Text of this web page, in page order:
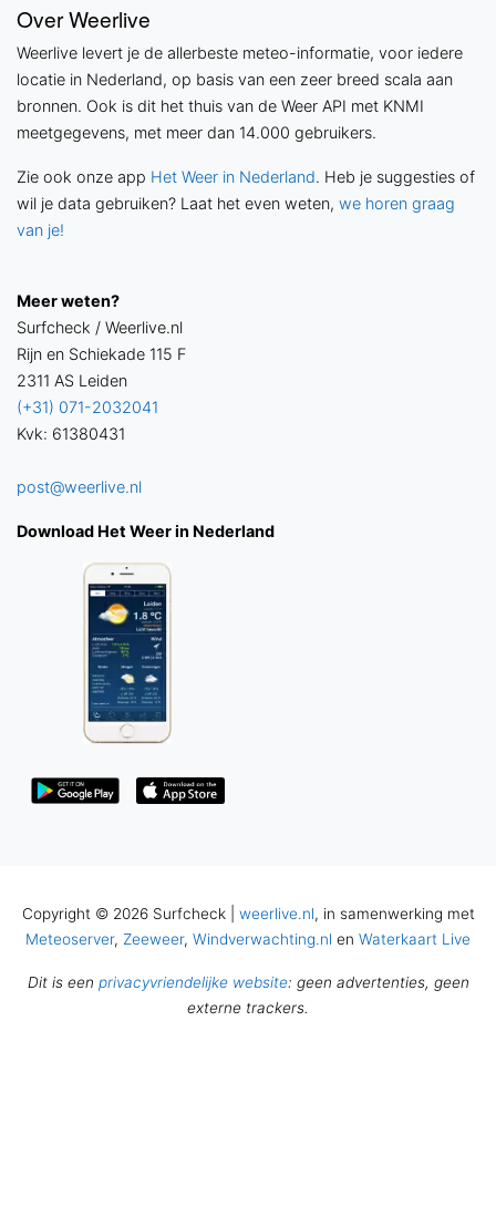
Over Weerlive
Weerlive levert je de allerbeste meteo-informatie, voor iedere
locatie in Nederland, op basis van een zeer breed scala aan
bronnen. Ook is dit het thuis van de Weer API met KNMI
meetgegevens, met meer dan 14.000 gebruikers.
Zie ook onze app Het Weer in Nederland. Heb je suggesties of
wil je data gebruiken? Laat het even weten, we horen graag
van je!
Meer weten?
Surfcheck / Weerlive.nl
Rijn en Schiekade 115 F
2311 AS Leiden
(+31) 071-2032041
Kvk: 61380431
post@weerlive.nl
Download Het Weer in Nederland
Copyright © 2026 Surfcheck | weerlive.nl, in samenwerking met
Meteoserver, Zeeweer, Windverwachting.nl en Waterkaart Live
Dit is een privacyvriendelijke website: geen advertenties, geen
externe trackers.